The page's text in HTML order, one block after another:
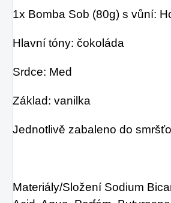
1x Bomba Sob (80g) s vůní:
Hlavní tóny: čokoláda
Srdce: Med
Základ: vanilka
Jednotlivě zabaleno do
Materiály/Složení Sodium